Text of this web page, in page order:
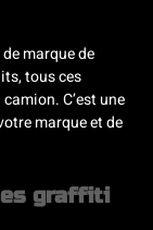
marque de
tous ces
C’est une
marque et de
graffiti